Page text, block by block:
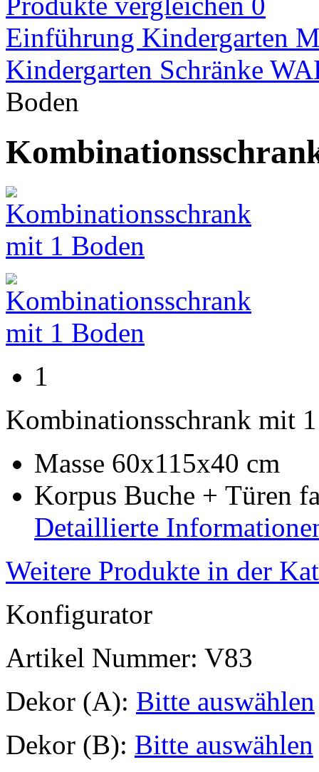
Einführung Kindergarten
Kindergarten Schränke
Boden
1
Kombinationsschrank mit
Masse 60x115x40 cm
Korpus Buche + Türen
Detaillierte
Weitere Produkte in der
Konfigurator
Artikel Nummer: V83
Dekor (A): Bitte auswählen
Dekor (B): Bitte auswählen